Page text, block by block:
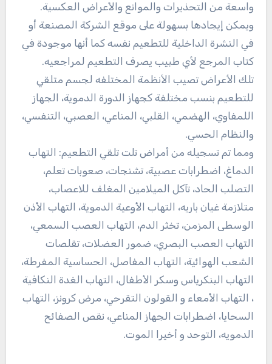
واسعة من التحذيرات والموانع والأعراض العكسية.
ويمكن إيجادها بسهولة على موقع الشركة المصنعة أو
في النشرة الداخلية للتطعيم نفسه كما أنها موجودة في
كتاب المرجع لأي طبيب يصرف التطعيم لمراجعيه.
تلك الأعراض تصيب الأنظمة المختلفه لجسم متلقي
للتطعيم بنسب مختلفة كجهاز الدورة الدموية، الجهاز
اللمفاوي، الهضمي، القلبي، المناعي، العصبي، التنفسي،
والنظام الحسي.
ومما تم تسجيله من أمراض تلت تلقي التطعيم: التهاب
الدماغ، اضطرابات عصبية، تشنجات، صعوبات تعلم،
التصلب الحاد، تآكل الميلامين المغلف للاعصاب،
متلازمة غيان باريه، التهاب الأوعية الدموية، التهاب الأذن
الوسطى المزمن، تخثر الدم، التهاب العصب السمعي،
التهاب العصب البصري، ضمور العضلات، تقلصات
الشعب الهوائية، التهاب المفاصل، الحساسية المفرطة،
التهاب البنكرياس وسكر الأطفال، التهاب الغدة النكافية
، التهاب الأمعاء و القولون التقرحي، مرض كرونز، التهاب
السحايا، اضطرابات الجهاز المناعي، نقص الصفائح
الدمويه، التوحد و أخيرا الموت.